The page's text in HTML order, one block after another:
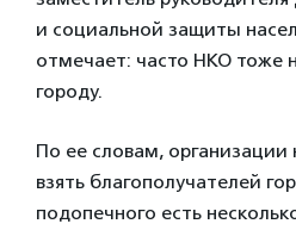
и социальной защиты
отмечает: часто НКО тоже
городу.
По ее словам, организации
взять благополучателей
подопечного есть